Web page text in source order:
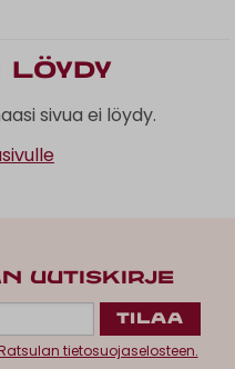
löydy
sivua ei löydy.
UUTISKIRJE
tietosuojaselosteen.